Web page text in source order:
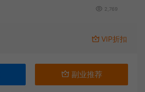
2,769
VIP折扣
副业推荐